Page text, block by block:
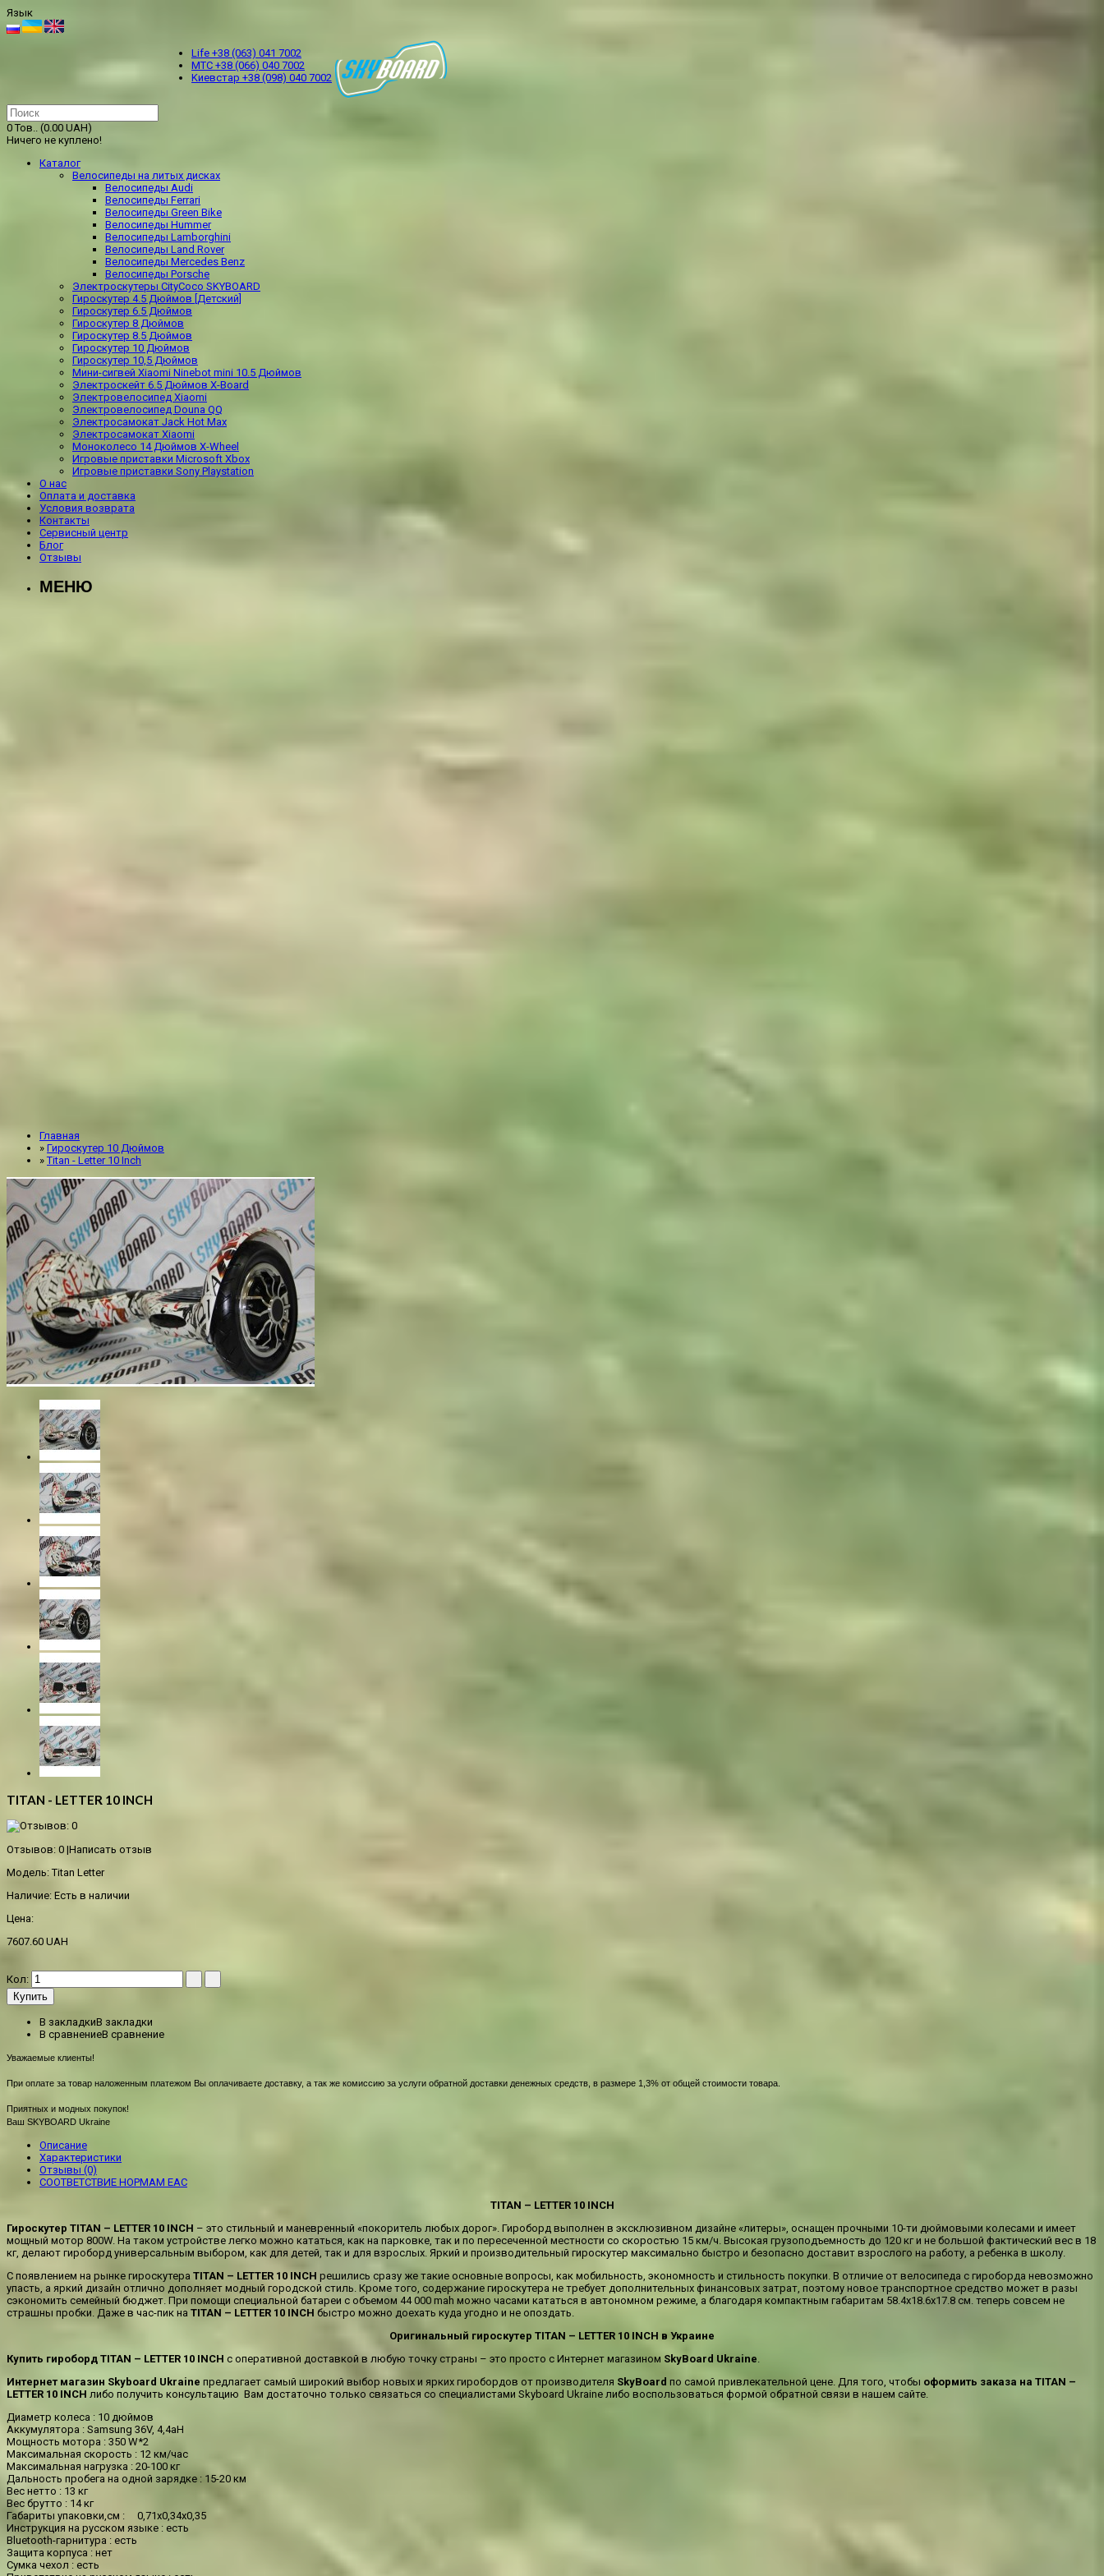
Язык
Life +38 (063) 041 7002
МТС +38 (066) 040 7002
Kиевстар +38 (098) 040 7002
0 Тов.. (0.00 UAH)
Ничего не куплено!
Каталог
Велосипеды на литых дисках
Велосипеды Audi
Велосипеды Ferrari
Велосипеды Green Bike
Велосипеды Hummer
Велосипеды Lamborghini
Велосипеды Land Rover
Велосипеды Mercedes Benz
Велосипеды Porsche
Электроскутеры CityCoco SKYBOARD
Гироскутер 4.5 Дюймов [Детский]
Гироскутер 6.5 Дюймов
Гироскутер 8 Дюймов
Гироскутер 8.5 Дюймов
Гироскутер 10 Дюймов
Гироскутер 10,5 Дюймов
Мини-сигвей Xiaomi Ninebot mini 10.5 Дюймов
Электроскейт 6.5 Дюймов X-Board
Электровелосипед Xiaomi
Электровелосипед Douna QQ
Электросамокат Jack Hot Max
Электросамокат Xiaomi
Моноколесо 14 Дюймов X-Wheel
Игровые приставки Microsoft Xbox
Игровые приставки Sony Playstation
О нас
Оплата и доставка
Условия возврата
Контакты
Сервисный центр
Блог
Отзывы
МЕНЮ
Главная
» Гироскутер 10 Дюймов
»Titan - Letter 10 Inch
TITAN - LETTER 10 INCH
Отзывов: 0 |Написать отзыв
Модель:Titan Letter
Наличие: Есть в наличии
Цена:
7607.60 UAH
Кол:
Купить
В закладкиВ закладки
В сравнениеВ сравнение
Уважаемые клиенты!
При оплате за товар наложенным платежом Вы оплачиваете доставку, а так же комиссию за услуги обратной доставки денежных средств, в размере 1,3% от общей стоимости товара.
Приятных и модных покупок!
Ваш SKYBOARD Ukraine
Описание
Характеристики
Отзывы (0)
СООТВЕТСТВИЕ НОРМАМ EAC
TITAN – LETTER 10 INCH
Гироскутер TITAN – LETTER 10 INCH – это стильный и маневренный «покоритель любых дорог». Гироборд выполнен в эксклюзивном дизайне «литеры», оснащен прочными 10-ти дюймовыми колесами и имеет
мощный мотор 800W. На таком устройстве легко можно кататься, как на парковке, так и по пересеченной местности со скоростью 15 км/ч. Высокая грузоподъемность до 120 кг и не большой фактический вес в 18
кг, делают гироборд универсальным выбором, как для детей, так и для взрослых. Яркий и производительный гироскутер максимально быстро и безопасно доставит взрослого на работу, а ребенка в школу.
С появлением на рынке гироскутера TITAN – LETTER 10 INCH решились сразу же такие основные вопросы, как мобильность, экономность и стильность покупки. В отличие от велосипеда с гироборда невозможно
упасть, а яркий дизайн отлично дополняет модный городской стиль. Кроме того, содержание гироскутера не требует дополнительных финансовых затрат, поэтому новое транспортное средство может в разы
сэкономить семейный бюджет. При помощи специальной батареи с объемом 44 000 mah можно часами кататься в автономном режиме, а благодаря компактным габаритам 58.4х18.6х17.8 см. теперь совсем не
страшны пробки. Даже в час-пик на TITAN – LETTER 10 INCH быстро можно доехать куда угодно и не опоздать.
Оригинальный гироскутер TITAN – LETTER 10 INCH в Украине
Купить гироборд TITAN – LETTER 10 INCH с оперативной доставкой в любую точку страны – это просто с Интернет магазином SkyBoard Ukraine
Интернет магазин Skyboard Ukraine предлагает самый широкий выбор новых и ярких гиробордов от производителя SkyBoard по самой привлекательной цене. Для того, чтобы оформить заказа на TITAN –
LETTER 10 INCH либо получить консультацию Вам достаточно только связаться со специалистами Skyboard Ukraine либо воспользоваться формой обратной связи в нашем сайте.
Диаметр колеса : 10 дюймов
Аккумулятора : Samsung 36V, 4,4aH
Мощность мотора : 350 W*2
Максимальная скорость : 12 км/час
Максимальная нагрузка : 20-100 кг
Дальность пробега на одной зарядке : 15-20 км
Вес нетто : 13 кг
Вес брутто : 14 кг
Габариты упаковки,см : 0,71х0,34х0,35
Инструкция на русском языке : есть
Bluetooth-гарнитура : есть
Защита корпуса : нет
Сумка чехол : есть